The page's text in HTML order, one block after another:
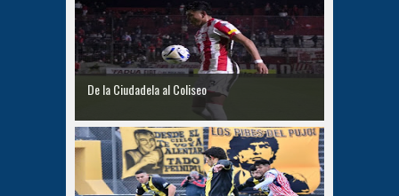
De la Ciudadela al Coliseo